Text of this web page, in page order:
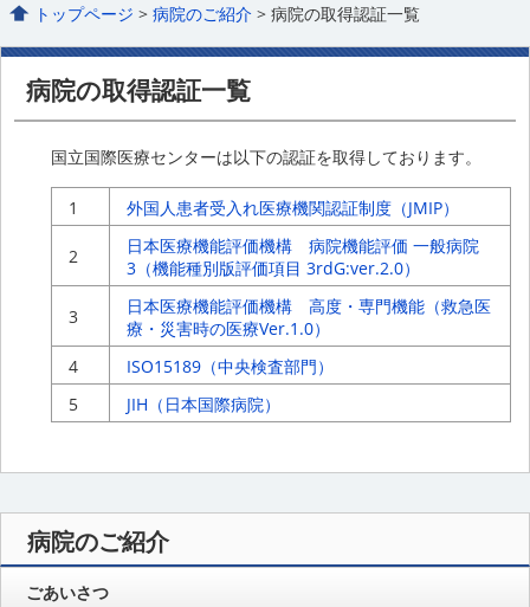
トップページ >病院のご紹介 > 病院の取得認証一覧
病院の取得認証一覧
国立国際医療センターは以下の認証を取得しております。
1 外国人患者受入れ医療機関認証制度（JMIP）
2
日本医療機能評価機構 病院機能評価 一般病院
3（機能種別版評価項目 3rdG:ver.2.0）
3
日本医療機能評価機構 高度・専門機能（救急医
療・災害時の医療Ver.1.0）
4
ISO15189（中央検査部門）
5
JIH（日本国際病院）
病院のご紹介
ごあいさつ